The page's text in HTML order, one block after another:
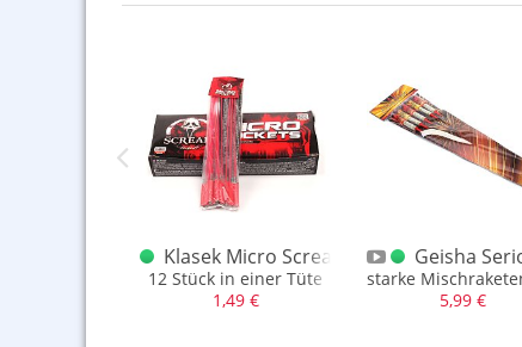
Batterie mit sortenreinem Brokateffekt + Sterne
Klasek Micro Scream Rockets
12 Stück in einer Tüte
1,49 €
Geisha
starke
5,99 €